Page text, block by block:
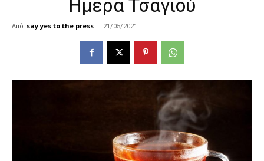
Ημέρα Τσαγιού
Από say yes to the press - 21/05/2021